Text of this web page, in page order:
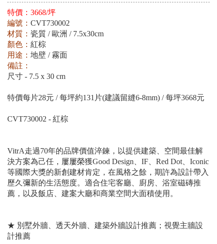
特價： 3668/坪
編號： CVT730002
材質： 瓷質 / 歐洲 / 7.5x30cm
顏色： 紅棕
用途： 地壁 / 霧面
備註：
尺寸 - 7.5 x 30 cm
特價每片28元 / 每坪約131片(建議留縫6-8mm) / 每坪3668元
CVT730002 - 紅棕
VitrA走過70年的品牌價值淬鍊，以提供建築、空間最佳解
決方案為己任，屢屢榮獲Good Design、IF、Red Dot、Iconic
等國際大獎的新創建材肯定，在風格之餘，期許為設計帶入
歷久彌新的生活態度。適合住宅客廳、廚房、浴室磁磚推
薦，以及飯店、建案大廳和商業空間大面積使用。
★ 別墅外牆、透天外牆、建築外牆設計推薦；視覺主牆設
計推薦